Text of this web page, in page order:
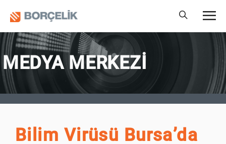
MEDYA MERKEZİ
Bilim Virüsü Bursa’da